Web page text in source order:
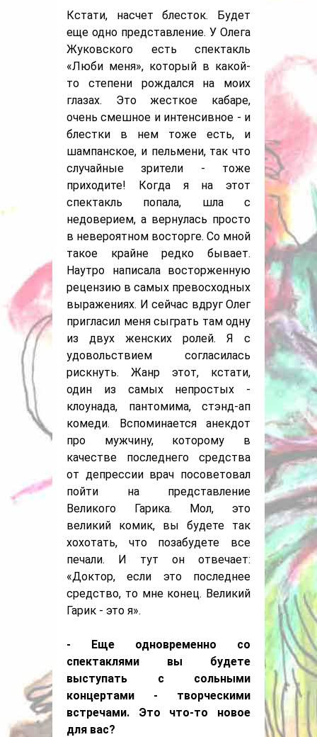
Кстати, насчет блесток. Будет
еще одно представление. У Олега
Жуковского есть спектакль
«Люби меня», который в какой-
то степени рождался на моих
глазах. Это жесткое кабаре,
очень смешное и интенсивное - и
блестки в нем тоже есть, и
шампанское, и пельмени, так что
случайные зрители - тоже
приходите! Когда я на этот
спектакль попала, шла с
недоверием, а вернулась просто
в невероятном восторге. Со мной
такое крайне редко бывает.
Наутро написала восторженную
рецензию в самых превосходных
выражениях. И сейчас вдруг Олег
пригласил меня сыграть там одну
из двух женских ролей. Я с
удовольствием согласилась
рискнуть. Жанр этот, кстати,
один из самых непростых -
клоунада, пантомима, стэнд-ап
комеди. Вспоминается анекдот
про мужчину, которому в
качестве последнего средства
от депрессии врач посоветовал
пойти на представление
Великого Гарика. Мол, это
великий комик, вы будете так
хохотать, что позабудете все
печали. И тут он отвечает:
«Доктор, если это последнее
средство, то мне конец. Великий
Гарик - это я».
- Еще одновременно со
спектаклями вы будете
выступать с сольными
концертами - творческими
встречами. Это что-то новое
для вас?